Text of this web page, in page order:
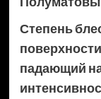
Степень
падающий